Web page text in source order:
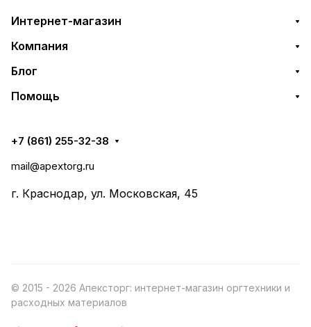
Интернет-магазин
Компания
Блог
Помощь
+7 (861) 255-32-38
mail@apextorg.ru
г. Краснодар, ул. Московская, 45
© 2015 - 2026 Апексторг: интернет-магазин оргтехники и
расходных материалов